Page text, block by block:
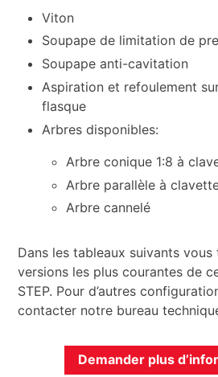
Viton
Soupape de limitation de
Soupape anti-cavitation
Aspiration et refoulement
flasque
Arbres disponibles:
Arbre conique 1:8 à
Arbre parallèle à
Arbre cannelé
Dans les tableaux suivants
versions les plus courantes de
STEP. Pour d’autres
contacter notre bureau
Demander plus